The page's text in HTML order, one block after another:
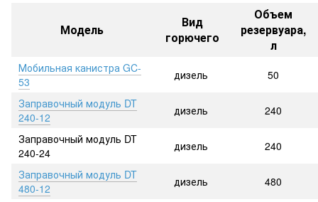
Модель
Вид
горючего
Объем
резервуара,
л
Мобильная канистра GC-
53
дизель
50
Заправочный модуль DT
240-12
дизель
240
Заправочный модуль DT
240-24
дизель
240
Заправочный модуль DT
480-12
дизель
480